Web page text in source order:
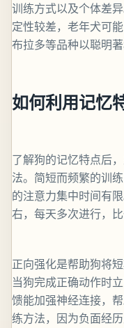
训练方式以及个体差
定性较差，老年犬可
布拉多等品种以聪明
如何利用记忆
了解狗的记忆特点后
法。简短而频繁的训
的注意力集中时间有
右，每天多次进行，
正向强化是帮助狗将
当狗完成正确动作时
馈能加强神经连接，
练方法，因为负面经